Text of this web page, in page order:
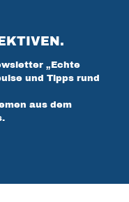
„Echte
und Tipps rund
aus dem